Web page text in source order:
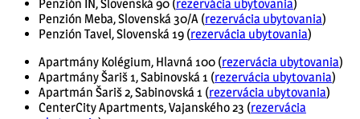
Penzión IN, Slovenská 90 (rezervácia ubytovania)
Penzión Meba, Slovenská 30/A (rezervácia ubytovania)
Penzión Tavel, Slovenská 19 (rezervácia ubytovania)
Apartmány Kolégium, Hlavná 100 (rezervácia ubytovania)
Apartmány Šariš 1, Sabinovská 1 (rezervácia ubytovania)
Apartmán Šariš 2, Sabinovská 1 (rezervácia ubytovania)
CenterCity Apartments, Vajanského 23 (rezervácia